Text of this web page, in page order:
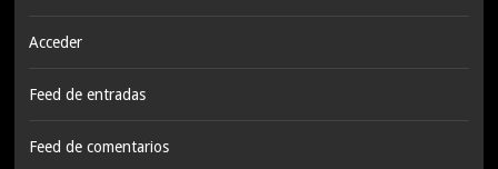
Acceder
Feed de entradas
Feed de comentarios